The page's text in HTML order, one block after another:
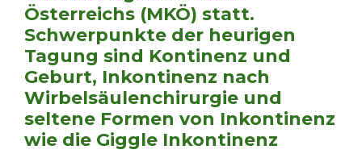
Österreichs (MKÖ) statt.
Schwerpunkte der heurigen
Tagung sind Kontinenz und
Geburt, Inkontinenz nach
Wirbelsäulenchirurgie und
seltene Formen von Inkontinenz
wie die Giggle Inkontinenz